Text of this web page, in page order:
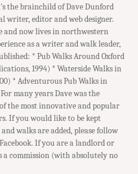
the brainchild of Dave Dunford
writer, editor and web designer.
and now lives in northwestern
as a writer and walk leader,
* Pub Walks Around Oxford
1994) * Waterside Walks in
* Adventurous Pub Walks in
many years Dave was the
the most innovative and popular
If you would like to be kept
walks are added, please follow
If you are a landlord or
commission (with absolutely no